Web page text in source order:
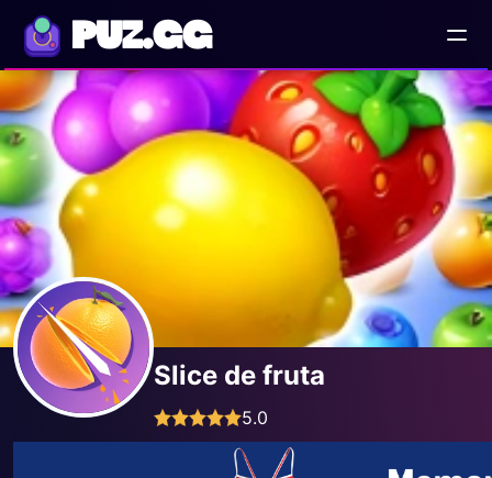
PUZ.GG
Slice de fruta
5.0